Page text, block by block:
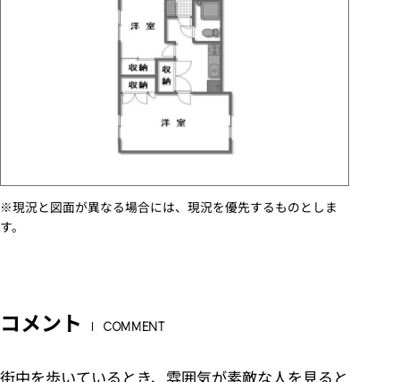
※現況と図面が異なる場合には、現況を優先するものとしま
す。
コメント COMMENT
街中を歩いているとき、雰囲気が素敵な人を見ると